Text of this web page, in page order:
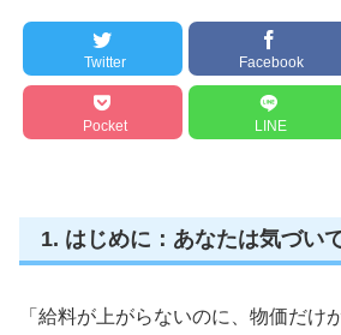
Twitter Facebook
Pocket LINE
1. はじめに：あなたは気づい
「給料が上がらないのに、物価だけ